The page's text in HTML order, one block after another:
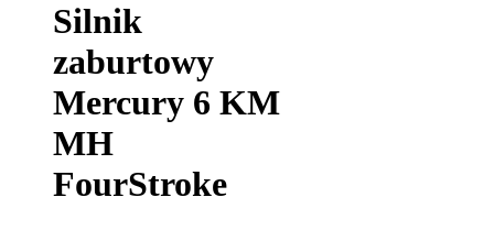
Silnik
zaburtowy
Mercury 6 KM
MH
FourStroke